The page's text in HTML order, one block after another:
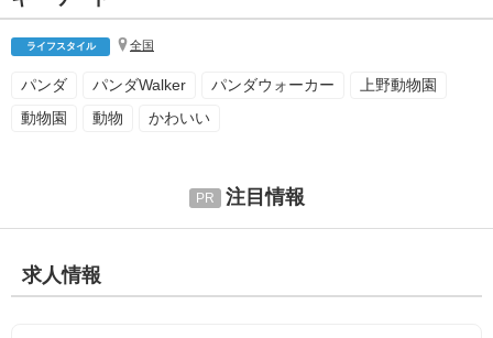
ライフスタイル 全国
パンダ パンダWalker パンダウォーカー
上野動物園
動物園
動物 かわいい
注目情報
求人情報